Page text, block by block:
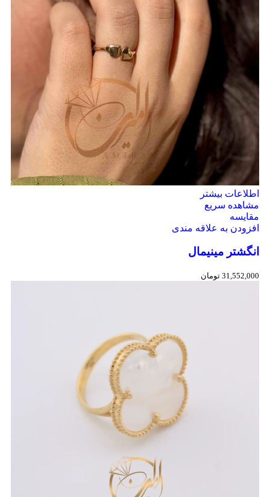
اطلاعات بیشتر
مشاهده سریع
مقایسه
افزودن به علاقه مندی
انگشتر مینیمال
31,552,000 تومان